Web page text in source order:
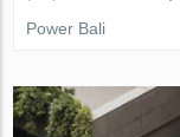
Power Bali